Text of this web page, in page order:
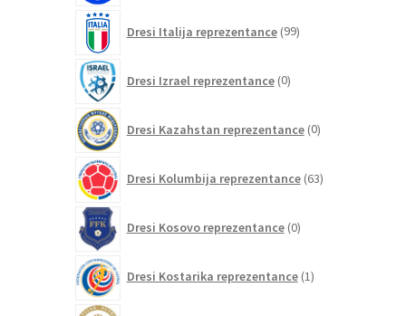
Dresi Italija reprezentance 99izdelkov
Dresi Izrael reprezentance 0izdelkov
Dresi Kazahstan reprezentance 0izdelkov
Dresi Kolumbija reprezentance 63izdelkov
Dresi Kosovo reprezentance 0izdelkov
Dresi Kostarika reprezentance 1izdelek